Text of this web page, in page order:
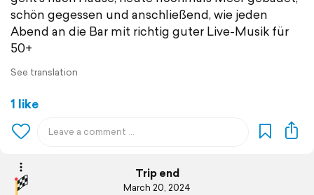
schön gegessen und anschließend, wie jeden
Abend an die Bar mit richtig guter Live-Musik für
50+
See translation
1 like
Trip end
March 20, 2024